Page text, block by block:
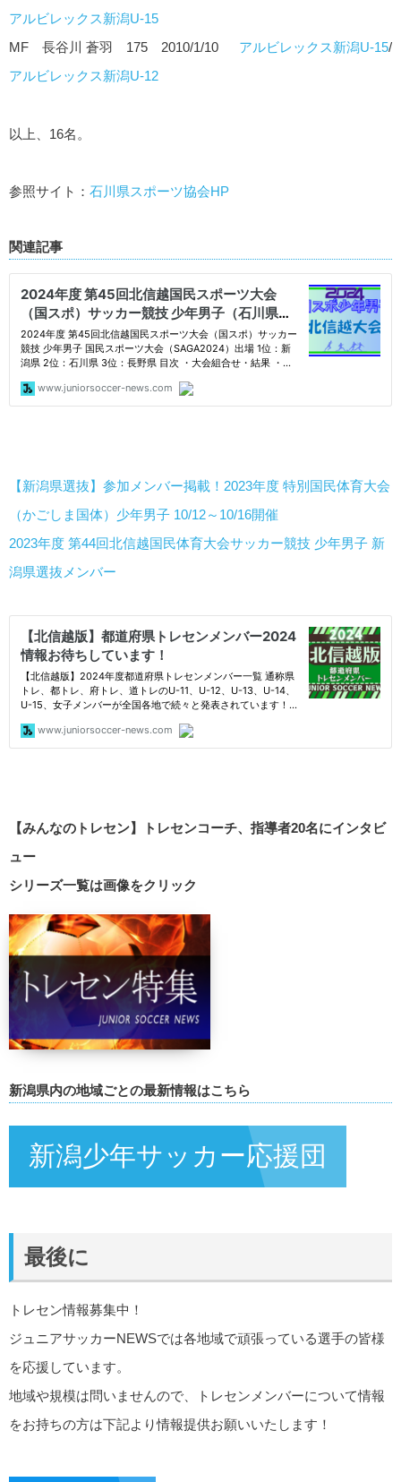
アルビレックス新潟U-15
MF 長谷川 蒼羽 175 2010/1/10 アルビレックス新潟U-15/
アルビレックス新潟U-12
以上、16名。
参照サイト： 石川県スポーツ協会HP
関連記事
【新潟県選抜】参加メンバー掲載！2023年度 特別国民体育大会
（かごしま国体）少年男子 10/12～10/16開催
2023年度 第44回北信越国民体育大会サッカー競技 少年男子 新
潟県選抜メンバー
【みんなのトレセン】トレセンコーチ、指導者20名にインタビ
ュー
シリーズ一覧は画像をクリック
新潟県内の地域ごとの最新情報はこちら
新潟少年サッカー応援団
最後に
トレセン情報募集中！
ジュニアサッカーNEWSでは各地域で頑張っている選手の皆様
を応援しています。
地域や規模は問いませんので、トレセンメンバーについて情報
をお持ちの方は下記より情報提供お願いいたします！